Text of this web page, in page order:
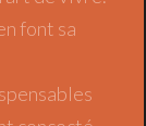
font sa